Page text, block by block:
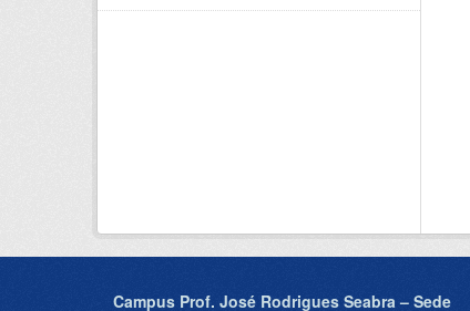
Campus Prof. José Rodrigues Seabra – Sede